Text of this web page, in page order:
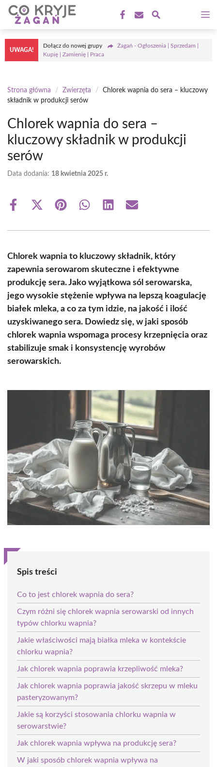
Przejdź
treści
UWAGA!
Dołącz do nowej grupy
Żagań - Ogłoszenia | Sprzedam |
Kupię | Zamienię | Praca
Strona główna / Zwierzęta /
Chlorek wapnia do sera – kluczowy
składnik w produkcji serów
Chlorek wapnia do sera –
kluczowy składnik w produkcji
serów
Data dodania: 18 kwietnia 2025 r.
Share
Share
(Twitter)
Share Share Share Share
Chlorek wapnia to kluczowy składnik, który
zapewnia serowarom skuteczne i efektywne
produkcję sera. Jako wyjątkowa sól serowarska,
jego wysokie stężenie wpływa na lepszą koagulację
białek mleka, a co za tym idzie, na jakość i ilość
uzyskiwanego sera. Dowiedz się, w jaki sposób
chlorek wapnia wspomaga procesy krzepnięcia oraz
stabilizuje smak i konsystencję wyrobów
serowarskich.
Spis treści
Co to jest chlorek wapnia do sera?
Czym różni się chlorek wapnia serowarski od innych
typów chlorku wapnia?
Jakie właściwości mają białka mleka w kontekście
chlorku wapnia?
Jak chlorek wapnia poprawia krzepliwość mleka?
Jak chlorek wapnia poprawia jakość skrzepu w mleku
pasteryzowanym?
Jakie są korzyści stosowania chlorku wapnia w
serowarstwie?
Jak chlorek wapnia wpływa na produkcję sera?
W jaki sposób chlorek wapnia wpływa na